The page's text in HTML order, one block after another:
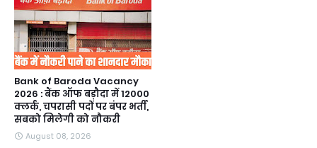
Bank of Baroda Vacancy
2026 : बैंक ऑफ बड़ौदा में 12000
क्लर्क, चपरासी पदों पर बंपर भर्ती,
सबको मिलेगी को नौकरी
August 08, 2026